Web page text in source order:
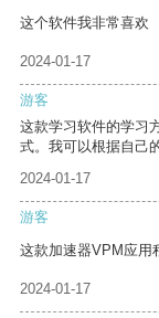
这个软件我非常喜欢
2024-01-17
游客
这款学习软件的学习
式。我可以根据自己
2024-01-17
游客
这款加速器VPM应用
2024-01-17